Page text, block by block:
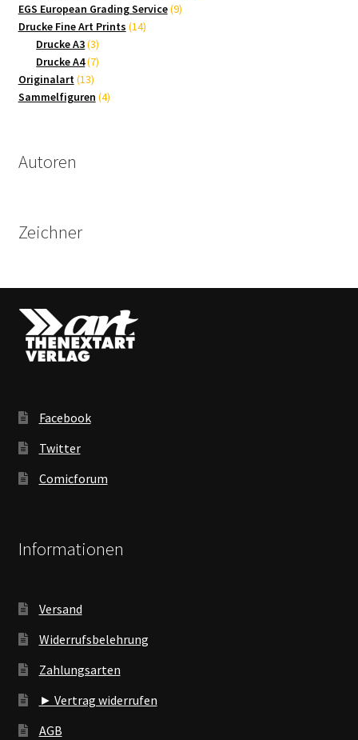
EGS European Grading Service 99
Drucke Fine Art Prints 1414
Drucke A3 33
Produkte
Drucke A4 77
Originalart 1313
Produkte
Sammelfiguren 44
Autoren
Zeichner
Facebook
Twitter
Comicforum
Informationen
Versand
Widerrufsbelehrung
Zahlungsarten
► Vertrag widerrufen
AGB